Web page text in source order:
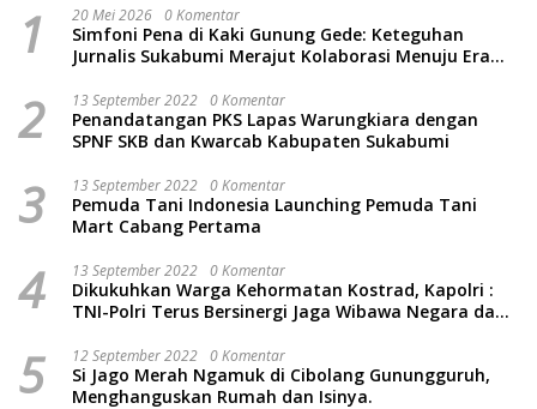
1 20 Mei 2026 0 Komentar
Simfoni Pena di Kaki Gunung Gede: Keteguhan
Jurnalis Sukabumi Merajut Kolaborasi Menuju Era
2 13 September 2022 0 Komentar
Penandatangan PKS Lapas Warungkiara dengan
SPNF SKB dan Kwarcab Kabupaten Sukabumi
3 13 September 2022 0 Komentar
Pemuda Tani Indonesia Launching Pemuda Tani
Mart Cabang Pertama
4 13 September 2022 0 Komentar
Dikukuhkan Warga Kehormatan Kostrad, Kapolri :
TNI-Polri Terus Bersinergi Jaga Wibawa Negara dan
5 12 September 2022 0 Komentar
Si Jago Merah Ngamuk di Cibolang Gunungguruh,
Menghanguskan Rumah dan Isinya.